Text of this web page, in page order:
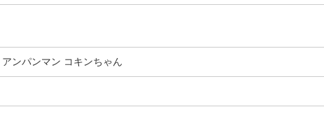
アンパンマン コキンちゃん